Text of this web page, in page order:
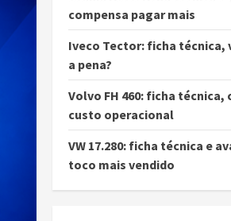
compensa pagar mais
Iveco Tector: ficha técnica,
a pena?
Volvo FH 460: ficha técnica,
custo operacional
VW 17.280: ficha técnica e
toco mais vendido